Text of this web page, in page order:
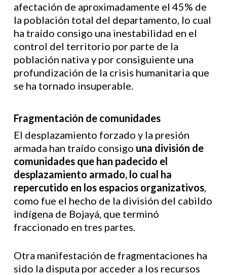
afectación de aproximadamente el 45% de
la población total del departamento, lo cual
ha traído consigo una inestabilidad en el
control del territorio por parte de la
población nativa y por consiguiente una
profundización de la crisis humanitaria que
se ha tornado insuperable.
Fragmentación de comunidades
El desplazamiento forzado y la presión
armada han traído consigo una división de
comunidades que han padecido el
desplazamiento armado, lo cual ha
repercutido en los espacios organizativos,
como fue el hecho de la división del cabildo
indígena de Bojayá, que terminó
fraccionado en tres partes.
Otra manifestación de fragmentaciones ha
sido la disputa por acceder a los recursos